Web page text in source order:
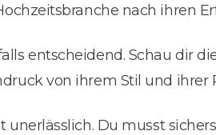
nach ihren
entscheidend. Schau dir
von ihrem Stil und
unerlässlich. Du musst